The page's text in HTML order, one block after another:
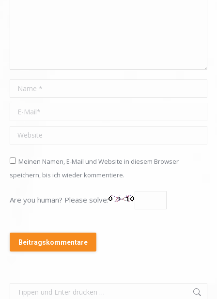
Name *
E-Mail *
Website
Meinen Namen, E-Mail und Website in diesem Browser
speichern, bis ich wieder kommentiere.
Are you human? Please solve:
Beitragskommentare
Search: